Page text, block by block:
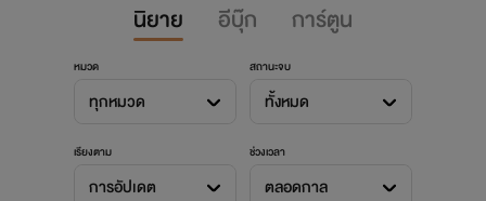
นิยาย อีบุ๊ก การ์ตูน
หมวด
ทุกหมวด
สถานะจบ
ทั้งหมด
เรียงตาม
การอัปเดต
ช่วงเวลา
ตลอดกาล